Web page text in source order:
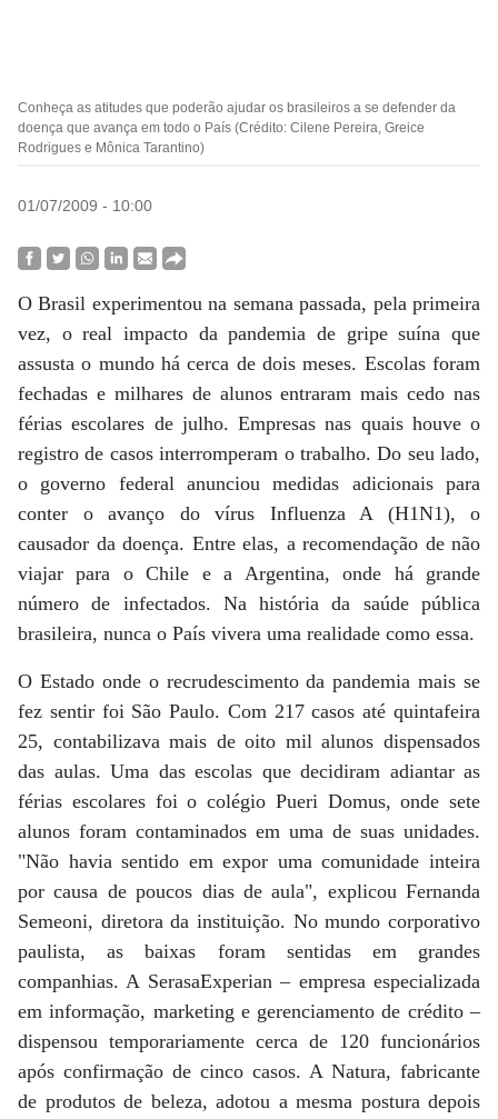
Conheça as atitudes que poderão ajudar os brasileiros a se defender da
doença que avança em todo o País (Crédito: Cilene Pereira, Greice
Rodrigues e Mônica Tarantino)
01/07/2009 - 10:00
O Brasil experimentou na semana passada, pela primeira
vez, o real impacto da pandemia de gripe suína que
assusta o mundo há cerca de dois meses. Escolas foram
fechadas e milhares de alunos entraram mais cedo nas
férias escolares de julho. Empresas nas quais houve o
registro de casos interromperam o trabalho. Do seu lado,
o governo federal anunciou medidas adicionais para
conter o avanço do vírus Influenza A (H1N1), o
causador da doença. Entre elas, a recomendação de não
viajar para o Chile e a Argentina, onde há grande
número de infectados. Na história da saúde pública
brasileira, nunca o País vivera uma realidade como essa.
O Estado onde o recrudescimento da pandemia mais se
fez sentir foi São Paulo. Com 217 casos até quintafeira
25, contabilizava mais de oito mil alunos dispensados
das aulas. Uma das escolas que decidiram adiantar as
férias escolares foi o colégio Pueri Domus, onde sete
alunos foram contaminados em uma de suas unidades.
"Não havia sentido em expor uma comunidade inteira
por causa de poucos dias de aula", explicou Fernanda
Semeoni, diretora da instituição. No mundo corporativo
paulista, as baixas foram sentidas em grandes
companhias. A SerasaExperian – empresa especializada
em informação, marketing e gerenciamento de crédito –
dispensou temporariamente cerca de 120 funcionários
após confirmação de cinco casos. A Natura, fabricante
de produtos de beleza, adotou a mesma postura depois